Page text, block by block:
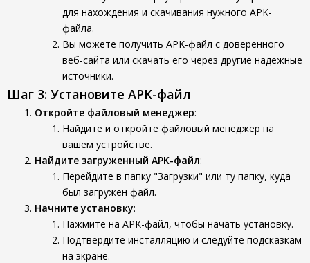
для нахождения и скачивания нужного APK-
файла.
Вы можете получить APK-файл с доверенного
веб-сайта или скачать его через другие надежные
источники.
Шаг 3: Установите APK-файл
Откройте файловый менеджер:
Найдите и откройте файловый менеджер на
вашем устройстве.
Найдите загруженный APK-файл:
Перейдите в папку "Загрузки" или ту папку, куда
был загружен файл.
Начните установку:
Нажмите на APK-файл, чтобы начать установку.
Подтвердите инсталляцию и следуйте подсказкам
на экране.